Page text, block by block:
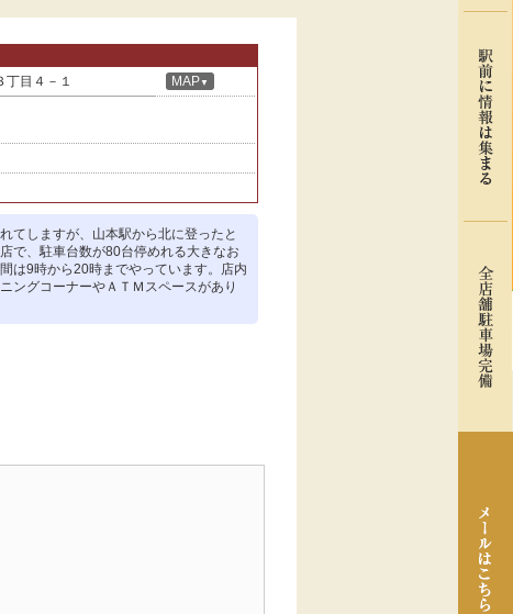
丁目４－１ MAP ▼
てしますが、山本駅から北に登ったと
で、駐車台数が80台停めれる大きなお
は9時から20時までやっています。店内
ングコーナーやＡＴＭスペースがあり